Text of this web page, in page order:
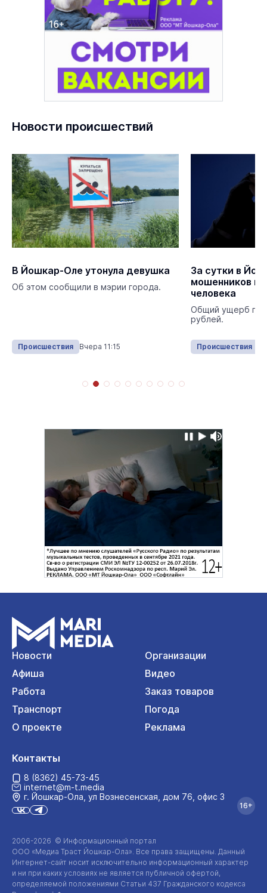
Новости происшествий
В Йошкар-Оле утонула девушка
Об этом сообщили в мэрии города.
Происшествия Вчера 11:15
За сутки в
мошенников
человека
Общий ущерб
рублей.
Происшествия
Новости
Организации
Афиша
Видео
Работа
Заказ товаров
Транспорт
Погода
О проекте
Реклама
2006-2026 © Информационный портал
ООО «Медиа Траст Йошкар-Ола». Все права защищены. Данный
Интернет-сайт носит исключительно информационный характер
и ни при каких условиях не является публичной офертой,
определяемой положениями Статьи 437 Гражданского кодекса
Контакты
8 (8362) 45-73-45
internet@m-t.media
г. Йошкар‑Ола, ул Вознесенская, дом 76, офис 3
16+